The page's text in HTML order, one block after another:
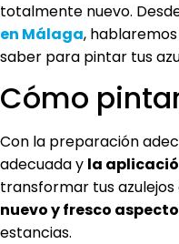
totalmente nuevo.
en Málaga,
saber para pintar tus
Cómo
Con la preparación
adecuada y la
transformar tus
nuevo y fresco aspecto
estancias.